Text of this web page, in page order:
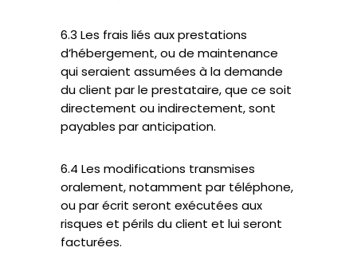
6.3 Les frais liés aux prestations
d’hébergement, ou de maintenance
qui seraient assumées à la demande
du client par le prestataire, que ce soit
directement ou indirectement, sont
payables par anticipation.
6.4 Les modifications transmises
oralement, notamment par téléphone,
ou par écrit seront exécutées aux
risques et périls du client et lui seront
facturées.